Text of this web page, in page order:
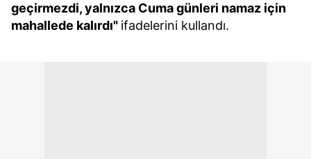
6698 sayılı Kişisel Verilerin Korunması Kanunu uyarınca
hazırlanmış Aydınlatma Metnimizi okumak ve sitemizde
geçirmezdi, yalnızca Cuma günleri namaz için
mahallede kalırdı" ifadelerini kullandı.